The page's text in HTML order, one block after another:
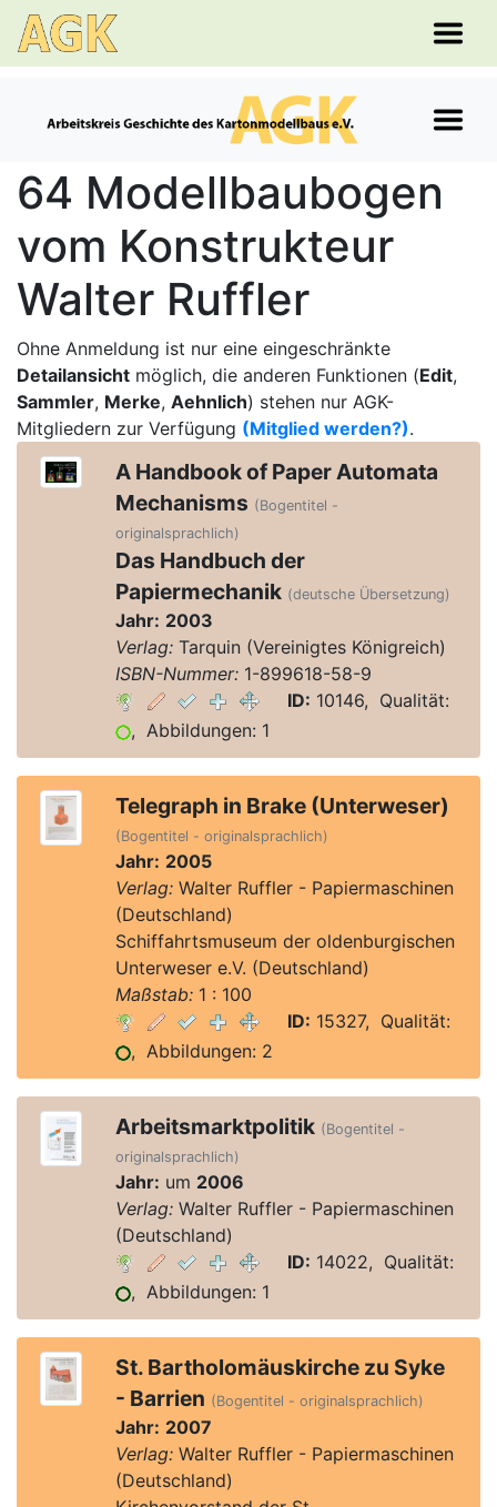
64 Modellbaubogen
vom Konstrukteur
Walter Ruffler
Ohne Anmeldung ist nur eine eingeschränkte
Detailansicht möglich, die anderen Funktionen (Edit,
Sammler, Merke, Aehnlich) stehen nur AGK-
Mitgliedern zur Verfügung (Mitglied werden?).
A Handbook of Paper Automata
Mechanisms (Bogentitel -
originalsprachlich)
Das Handbuch der
Papiermechanik (deutsche Übersetzung)
Jahr: 2003
Verlag:Tarquin (Vereinigtes Königreich)
ISBN-Nummer:1-899618-58-9
ID: 10146, Qualität:
, Abbildungen: 1
Telegraph in Brake (Unterweser)
(Bogentitel - originalsprachlich)
Jahr: 2005
Verlag:Walter Ruffler - Papiermaschinen
(Deutschland)
Schiffahrtsmuseum der oldenburgischen
Unterweser e.V. (Deutschland)
Maßstab:1 : 100
ID: 15327, Qualität:
, Abbildungen: 2
Arbeitsmarktpolitik (Bogentitel -
originalsprachlich)
Jahr: um 2006
Verlag:Walter Ruffler - Papiermaschinen
(Deutschland)
ID: 14022, Qualität:
, Abbildungen: 1
St. Bartholomäuskirche zu Syke
- Barrien (Bogentitel - originalsprachlich)
Jahr: 2007
Verlag:Walter Ruffler - Papiermaschinen
(Deutschland)